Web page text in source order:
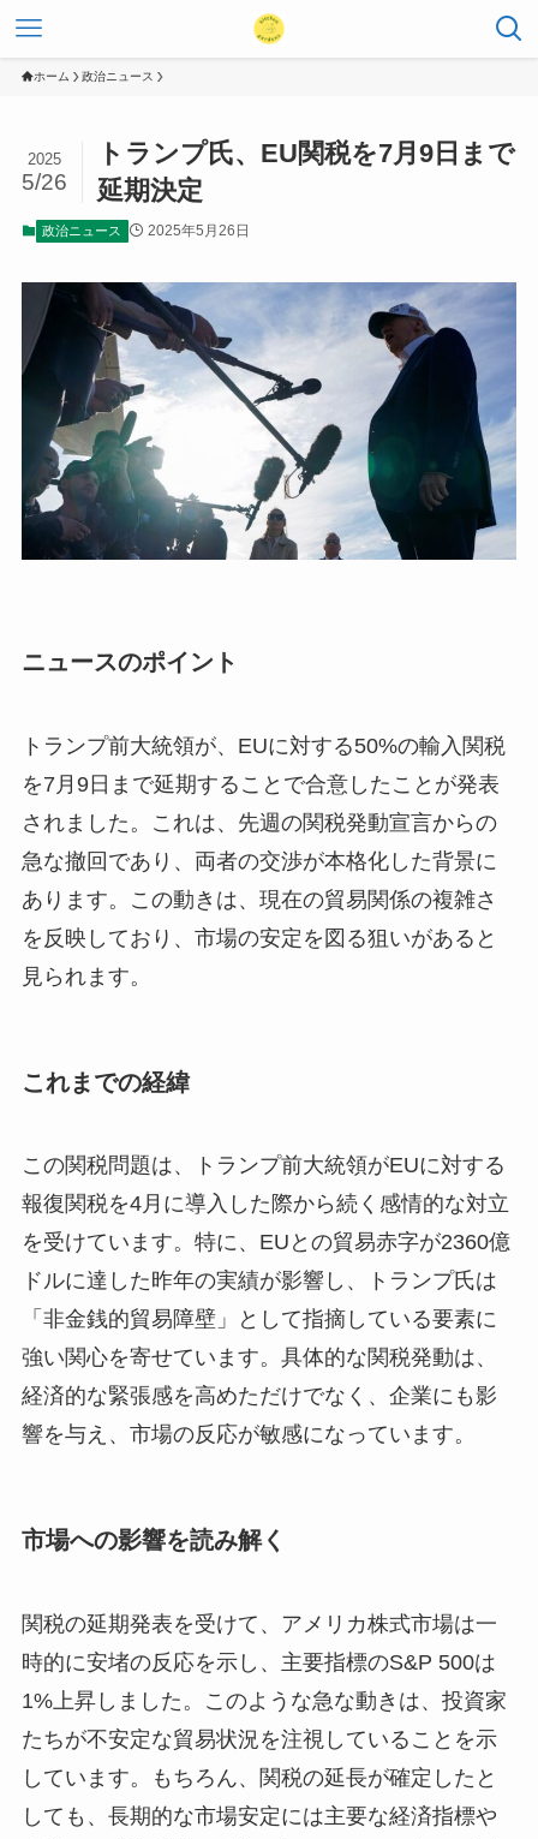
ホーム 政治ニュース
トランプ氏、EU関税を7月9日まで
延期決定
2025
5/26
政治ニュース 2025年5月26日
ニュースのポイント
トランプ前大統領が、EUに対する50%の輸入関税
を7月9日まで延期することで合意したことが発表
されました。これは、先週の関税発動宣言からの
急な撤回であり、両者の交渉が本格化した背景に
あります。この動きは、現在の貿易関係の複雑さ
を反映しており、市場の安定を図る狙いがあると
見られます。
これまでの経緯
この関税問題は、トランプ前大統領がEUに対する
報復関税を4月に導入した際から続く感情的な対立
を受けています。特に、EUとの貿易赤字が2360億
ドルに達した昨年の実績が影響し、トランプ氏は
「非金銭的貿易障壁」として指摘している要素に
強い関心を寄せています。具体的な関税発動は、
経済的な緊張感を高めただけでなく、企業にも影
響を与え、市場の反応が敏感になっています。
市場への影響を読み解く
関税の延期発表を受けて、アメリカ株式市場は一
時的に安堵の反応を示し、主要指標のS&P 500は
1%上昇しました。このような急な動きは、投資家
たちが不安定な貿易状況を注視していることを示
しています。もちろん、関税の延長が確定したと
しても、長期的な市場安定には主要な経済指標や